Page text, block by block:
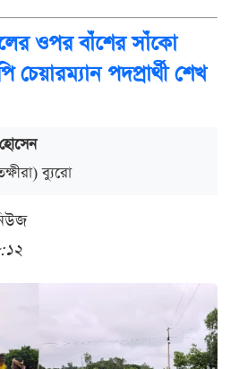
ওপর বাঁশের সাঁকো
চেয়ারম্যান পদপ্রার্থী শেখ
ব্যুরো